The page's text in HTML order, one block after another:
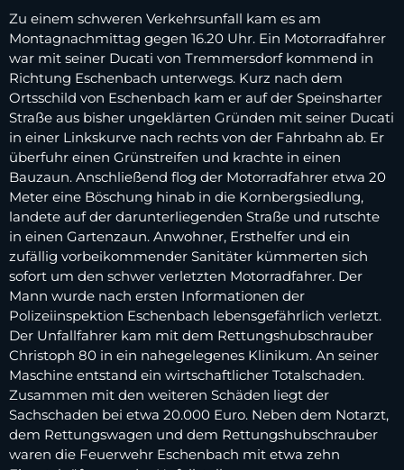
Zu einem schweren Verkehrsunfall kam es am
Montagnachmittag gegen 16.20 Uhr. Ein Motorradfahrer
war mit seiner Ducati von Tremmersdorf kommend in
Richtung Eschenbach unterwegs. Kurz nach dem
Ortsschild von Eschenbach kam er auf der Speinsharter
Straße aus bisher ungeklärten Gründen mit seiner Ducati
in einer Linkskurve nach rechts von der Fahrbahn ab. Er
überfuhr einen Grünstreifen und krachte in einen
Bauzaun. Anschließend flog der Motorradfahrer etwa 20
Meter eine Böschung hinab in die Kornbergsiedlung,
landete auf der darunterliegenden Straße und rutschte
in einen Gartenzaun. Anwohner, Ersthelfer und ein
zufällig vorbeikommender Sanitäter kümmerten sich
sofort um den schwer verletzten Motorradfahrer. Der
Mann wurde nach ersten Informationen der
Polizeiinspektion Eschenbach lebensgefährlich verletzt.
Der Unfallfahrer kam mit dem Rettungshubschrauber
Christoph 80 in ein nahegelegenes Klinikum. An seiner
Maschine entstand ein wirtschaftlicher Totalschaden.
Zusammen mit den weiteren Schäden liegt der
Sachschaden bei etwa 20.000 Euro. Neben dem Notarzt,
dem Rettungswagen und dem Rettungshubschrauber
waren die Feuerwehr Eschenbach mit etwa zehn